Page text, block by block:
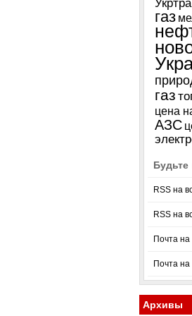
газ
газ
цена
АЗС
Будьте
RSS на
RSS на
Почта на
Почта
Архивы